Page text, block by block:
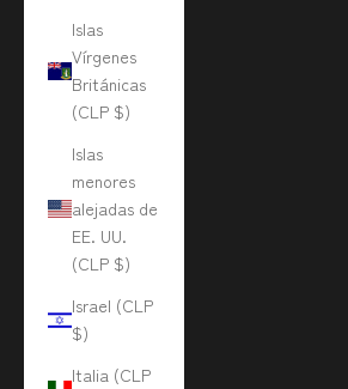
Islas
Vírgenes
Británicas
(CLP $)
Islas
menores
alejadas de
EE. UU.
(CLP $)
Israel (CLP
$)
Italia (CLP